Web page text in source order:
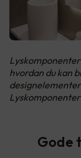
hvordan du kan
Gode